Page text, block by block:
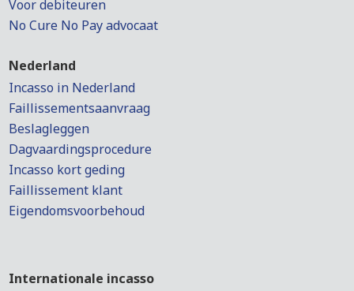
Voor debiteuren
No Cure No Pay advocaat
Nederland
Incasso in Nederland
Faillissementsaanvraag
Beslagleggen
Dagvaardingsprocedure
Incasso kort geding
Faillissement klant
Eigendomsvoorbehoud
Internationale incasso